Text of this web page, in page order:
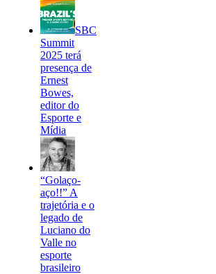
SBC
Summit
2025 terá
presença de
Ernest
Bowes,
editor do
Esporte e
Mídia
“Golaço-
aço!!” A
trajetória e o
legado de
Luciano do
Valle no
esporte
brasileiro